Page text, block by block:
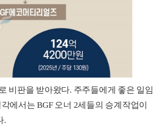
비판을 받아왔다. 주주들에게 좋은 일임
에서는 BGF 오너 2세들의 승계작업이
.